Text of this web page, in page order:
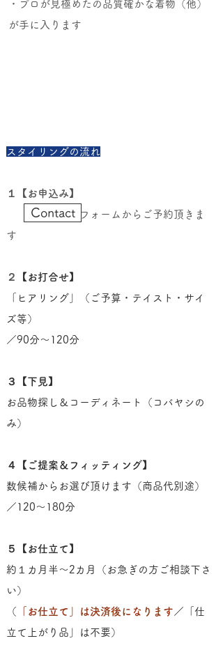
・プロが見極めたの品質確かな着物（他）
が手に入ります
スタイリングの流れ
１【お申込み】
フォームからご予約頂きま
す
２
【お打合せ】
「ヒアリング」（ご予算・テイスト・サイ
ズ等）
／90分～120分
３
【下見】
お品物探し＆コーディネート（コバヤシの
み）
４【ご提案＆フィッティング】
数候補からお選び頂けます（商品代別途）
／120～180分
５【お仕立て】
約１カ月半～2カ月（お急ぎの方ご相談下さ
い）
（
「お仕立て」は決済後になります ／「仕
立て上がり品」は不要）
Contact